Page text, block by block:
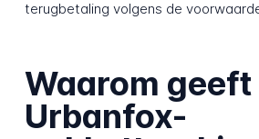
terugbetaling volgens de
Waarom geeft
Urbanfox-